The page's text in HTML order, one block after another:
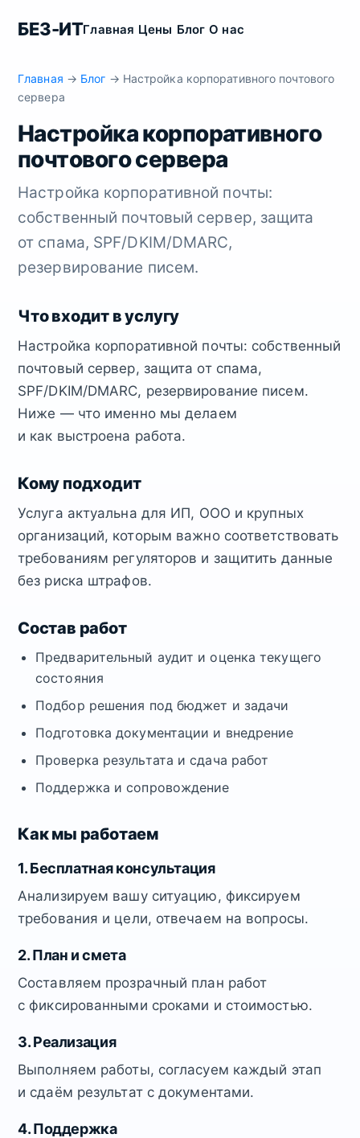
БЕЗ-ИТГлавная Цены Блог О нас
Главная → Блог → Настройка корпоративного почтового
сервера
Настройка корпоративного
почтового сервера
Настройка корпоративной почты:
собственный почтовый сервер, защита
от спама, SPF/DKIM/DMARC,
резервирование писем.
Что входит в услугу
Настройка корпоративной почты: собственный
почтовый сервер, защита от спама,
SPF/DKIM/DMARC, резервирование писем.
Ниже — что именно мы делаем
и как выстроена работа.
Кому подходит
Услуга актуальна для ИП, ООО и крупных
организаций, которым важно соответствовать
требованиям регуляторов и защитить данные
без риска штрафов.
Состав работ
Предварительный аудит и оценка текущего
состояния
Подбор решения под бюджет и задачи
Подготовка документации и внедрение
Проверка результата и сдача работ
Поддержка и сопровождение
Как мы работаем
1. Бесплатная консультация
Анализируем вашу ситуацию, фиксируем
требования и цели, отвечаем на вопросы.
2. План и смета
Составляем прозрачный план работ
с фиксированными сроками и стоимостью.
3. Реализация
Выполняем работы, согласуем каждый этап
и сдаём результат с документами.
4. Поддержка